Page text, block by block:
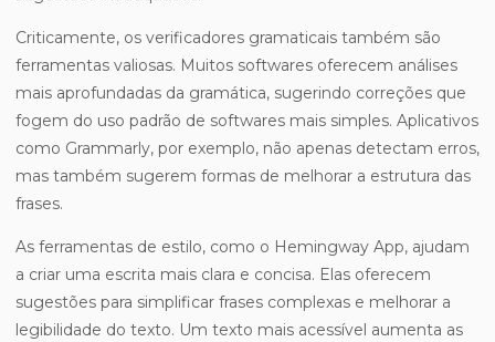
Criticamente, os verificadores gramaticais também são
ferramentas valiosas. Muitos softwares oferecem análises
mais aprofundadas da gramática, sugerindo correções que
fogem do uso padrão de softwares mais simples. Aplicativos
como Grammarly, por exemplo, não apenas detectam erros,
mas também sugerem formas de melhorar a estrutura das
frases.
As ferramentas de estilo, como o Hemingway App, ajudam
a criar uma escrita mais clara e concisa. Elas oferecem
sugestões para simplificar frases complexas e melhorar a
legibilidade do texto. Um texto mais acessível aumenta as